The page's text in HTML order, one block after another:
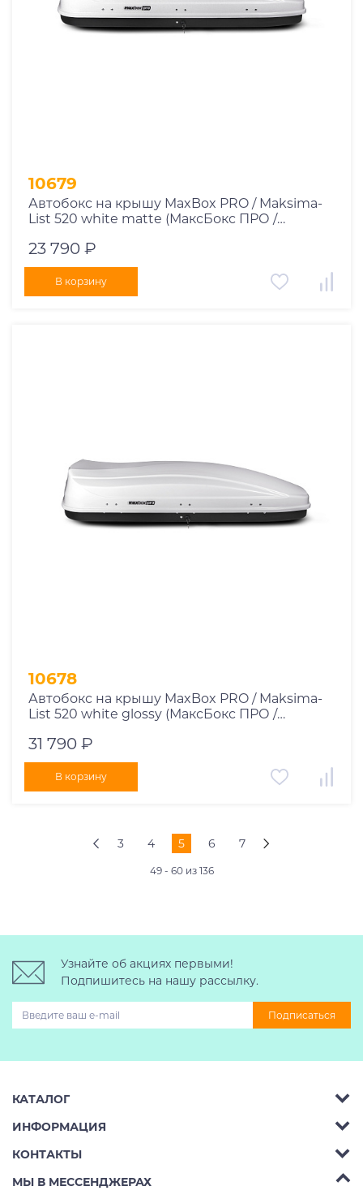
10679
Автобокс на крышу MaxBox PRO / Maksima-
List 520 white matte (МаксБокс ПРО /
23 790 ₽
В корзину
10678
Автобокс на крышу MaxBox PRO / Maksima-
List 520 white glossy (МаксБокс ПРО /
31 790 ₽
В корзину
3 4 5 6 7
49 - 60 из 136
Узнайте об акциях первыми!
Подпишитесь на нашу рассылку.
Подписаться
КАТАЛОГ
Багажник на крышу авто
Автобоксы
Крепления велосипедов на авто
ИНФОРМАЦИЯ
Аренда
Ремонт
КОНТАКТЫ
Телефон: 8 (495) 2367486
МЫ В МЕССЕНДЖЕРАХ